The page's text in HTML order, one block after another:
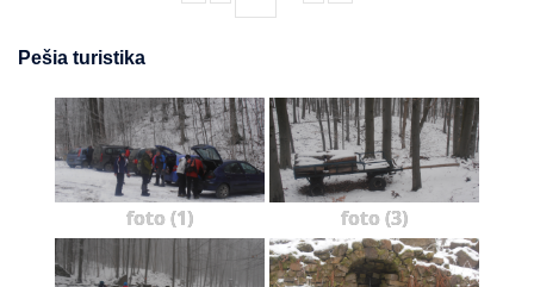
Pešia turistika
foto (1) foto (3)